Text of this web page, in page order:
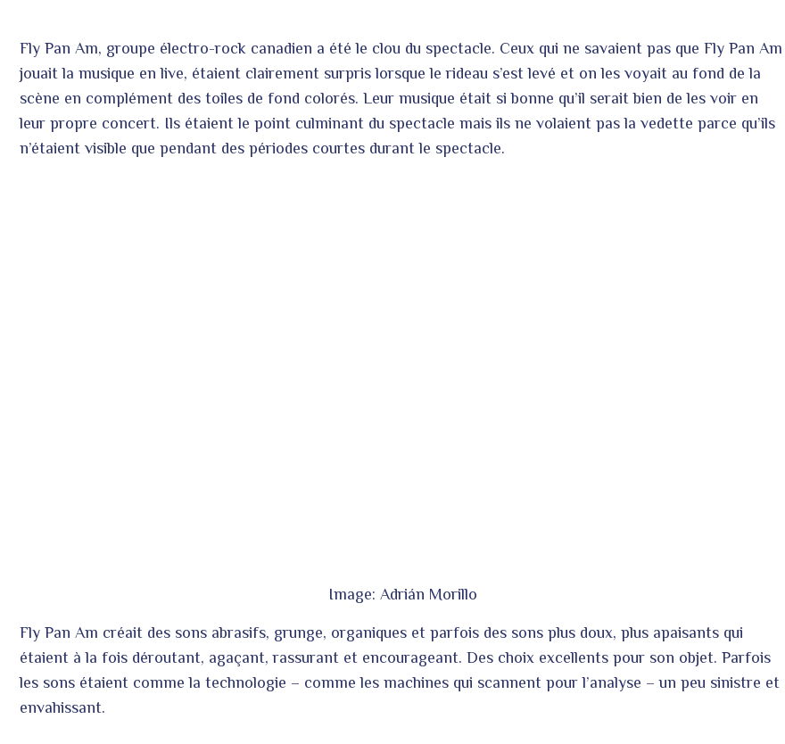
Fly Pan Am, groupe électro-rock canadien a été le clou du spectacle. Ceux qui ne savaient pas que Fly Pan Am
jouait la musique en live, étaient clairement surpris lorsque le rideau s’est levé et on les voyait au fond de la
scène en complément des toiles de fond colorés. Leur musique était si bonne qu’il serait bien de les voir en
leur propre concert. Ils étaient le point culminant du spectacle mais ils ne volaient pas la vedette parce qu’ils
n’étaient visible que pendant des périodes courtes durant le spectacle.
Image: Adrián Morillo
Fly Pan Am créait des sons abrasifs, grunge, organiques et parfois des sons plus doux, plus apaisants qui
étaient à la fois déroutant, agaçant, rassurant et encourageant. Des choix excellents pour son objet. Parfois
les sons étaient comme la technologie – comme les machines qui scannent pour l’analyse – un peu sinistre et
envahissant.